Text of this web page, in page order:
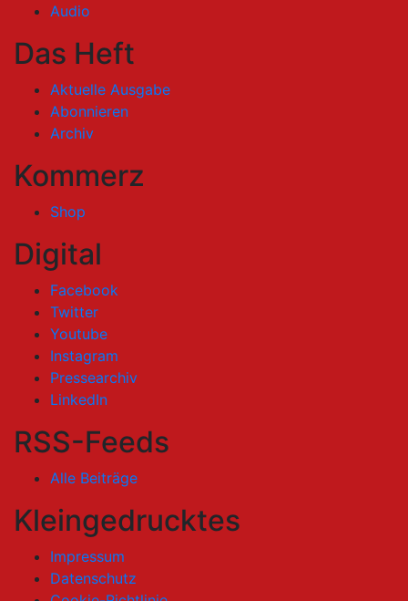
Audio
Das Heft
Aktuelle Ausgabe
Abonnieren
Archiv
Kommerz
Shop
Digital
Facebook
Twitter
Youtube
Instagram
Pressearchiv
LinkedIn
RSS-Feeds
Alle Beiträge
Kleingedrucktes
Impressum
Datenschutz